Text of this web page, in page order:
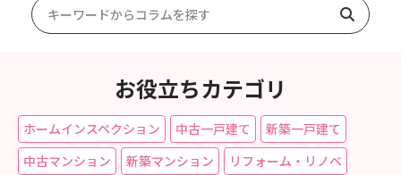
対応エリア
よくある質問
お知らせ・プレスリリース
お役立ちカテゴリ
ホームインスペクション 中古一戸建て
新築一戸建て
中古マンション
新築マンション
リフォーム・リノベ